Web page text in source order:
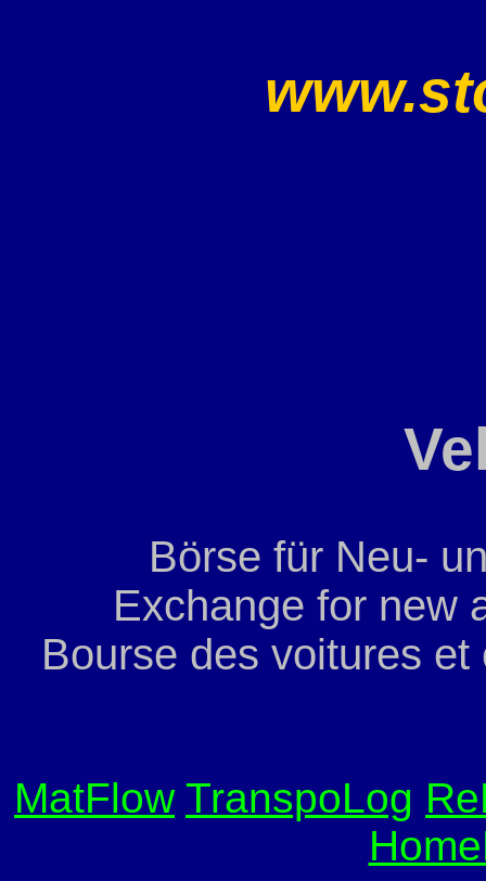
Börse für Neu-
Exchange for new
Bourse des voitures
MatFlow TranspoLog